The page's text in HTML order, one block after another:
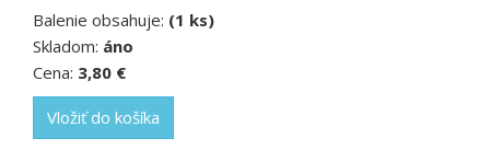
Balenie obsahuje: (1 ks)
Skladom: áno
Cena: 3,80 €
Vložiť do košíka